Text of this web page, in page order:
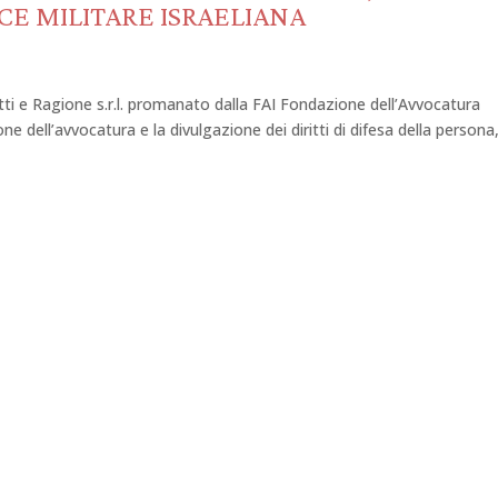
MILITARE ISRAELIANA
Ragione s.r.l. promanato dalla FAI Fondazione dell’Avvocatura
dell’avvocatura e la divulgazione dei diritti di difesa della